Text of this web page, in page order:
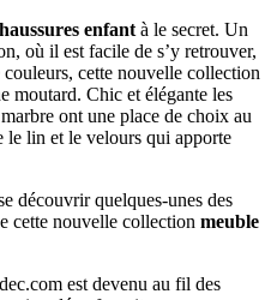
enfant à le secret. Un
où il est facile de s’y retrouver,
cette nouvelle collection
moutard. Chic et élégante les
ont une place de choix au
le lin et le velours qui apporte
découvrir quelques-unes des
cette nouvelle collection meuble
est devenu au fil des